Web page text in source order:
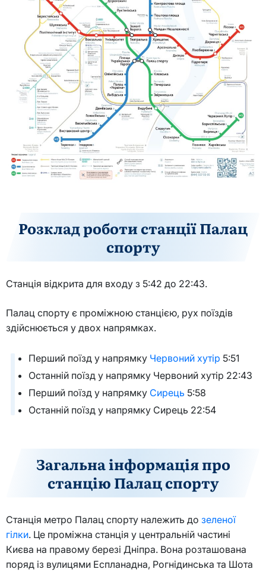
Розклад роботи станції Палац
спорту
Станція відкрита для входу з 5:42 до 22:43.
Палац спорту є проміжною станцією, рух поїздів
здійснюється у двох напрямках.
Перший поїзд у напрямку Червоний хутір 5:51
Останній поїзд у напрямку Червоний хутір 22:43
Перший поїзд у напрямку Сирець 5:58
Останній поїзд у напрямку Сирець 22:54
Загальна інформація про
станцію Палац спорту
Станція метро Палац спорту належить до зеленої
гілки. Це проміжна станція у центральній частині
Києва на правому березі Дніпра. Вона розташована
поряд із вулицями Еспланадна, Рогнідинська та Шота